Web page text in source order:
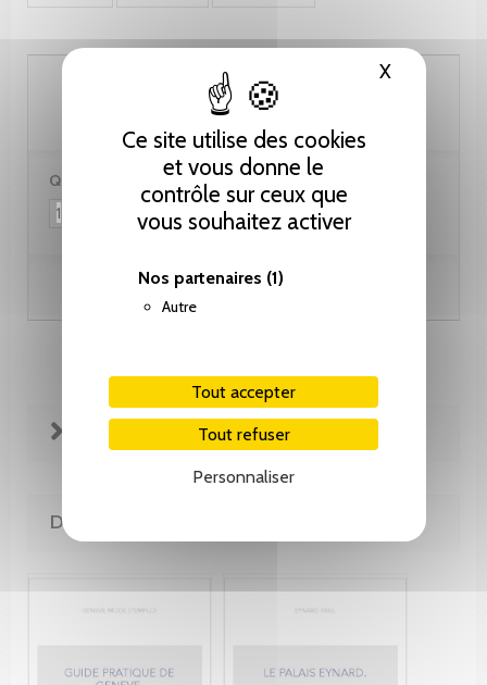
Ce site utilise des cookies
et vous donne le
contrôle sur ceux que
vous souhaitez activer
Nos partenaires (1)
Autre
Tout accepter
Tout refuser
Personnaliser
XMasquer
57.00 CHF
Quantité :
Ajouter au panier
FICHE TECHNIQUE
DE LA MÊME COLLECTION